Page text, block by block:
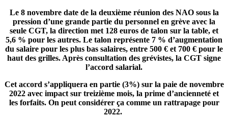
Le 8 novembre date de la deuxième réunion des NAO sous la
pression d’une grande partie du personnel en grève avec la
seule CGT, la direction met 128 euros de talon sur la table, et
5,6 % pour les autres. Le talon représente 7 % d’augmentation
du salaire pour les plus bas salaires, entre 500 € et 700 € pour le
haut des grilles. Après consultation des grévistes, la CGT signe
l’accord salarial.
Cet accord s’appliquera en partie (3%) sur la paie de novembre
2022 avec impact sur treizième mois, la prime d’ancienneté et
les forfaits. On peut considérer ça comme un rattrapage pour
2022.